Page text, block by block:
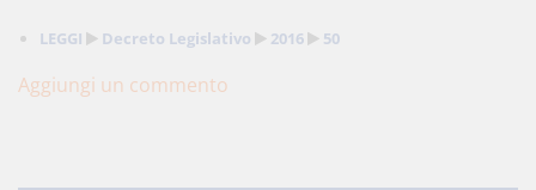
LEGGI Decreto Legislativo 2016 50
Aggiungi un commento